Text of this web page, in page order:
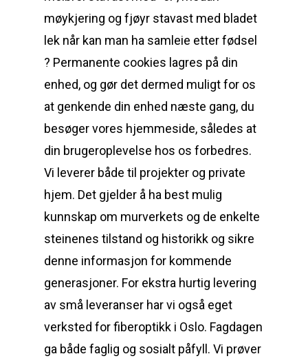
møykjering og fjøyr stavast med bladet
lek når kan man ha samleie etter fødsel
? Permanente cookies lagres på din
enhed, og gør det dermed muligt for os
at genkende din enhed næste gang, du
besøger vores hjemmeside, således at
din brugeroplevelse hos os forbedres.
Vi leverer både til projekter og private
hjem. Det gjelder å ha best mulig
kunnskap om murverkets og de enkelte
steinenes tilstand og historikk og sikre
denne informasjon for kommende
generasjoner. For ekstra hurtig levering
av små leveranser har vi også eget
verksted for fiberoptikk i Oslo. Fagdagen
ga både faglig og sosialt påfyll. Vi prøver